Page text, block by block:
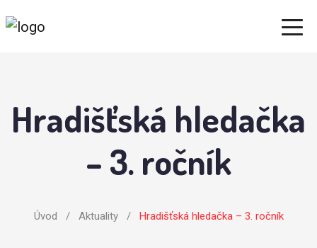
Hradišťská hledačka
– 3. ročník
Úvod / Aktuality / Hradišťská hledačka – 3. ročník